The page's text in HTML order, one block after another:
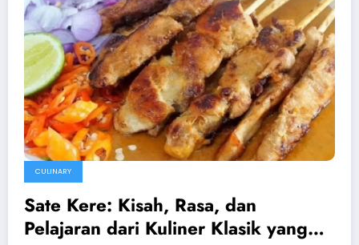
CULINARY
Sate Kere: Kisah, Rasa, dan
Pelajaran dari Kuliner Klasik yang